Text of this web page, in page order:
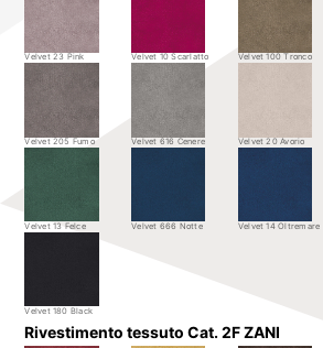
Velvet 23 Pink Velvet 10 Scarlatto Velvet 100 Tronco
Velvet 205 Fumo Velvet 616 Cenere Velvet 20 Avorio
Velvet 13 Felce Velvet 666 Notte Velvet 14 Oltremare
Velvet 180 Black
Rivestimento tessuto Cat. 2F ZANI